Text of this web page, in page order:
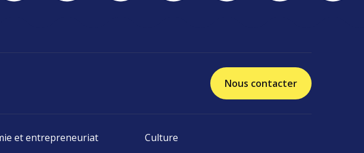
Nous contacter
et entrepreneuriat Culture